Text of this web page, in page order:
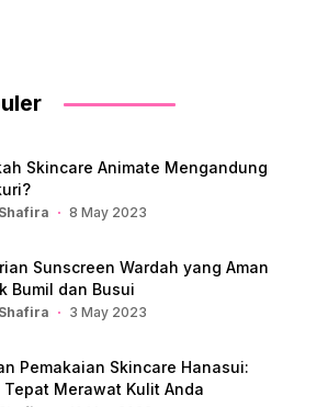
Skincare Animate Mengandung
Shafira 8 May 2023
Sunscreen Wardah yang Aman
Bumil dan Busui
Shafira 3 May 2023
Pemakaian Skincare Hanasui:
Tepat Merawat Kulit Anda